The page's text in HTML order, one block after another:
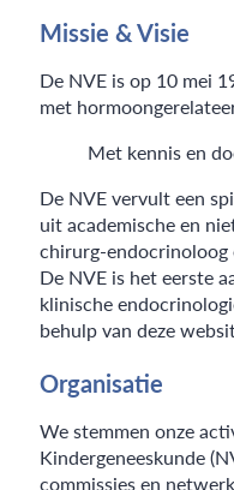
Missie & Visie
De NVE is op 10 mei
met
Met kennis en
De NVE vervult een
uit academische en
chirurg-endocrinoloog
De NVE is het eerste
klinische
behulp van deze
Organisatie
We stemmen onze
Kindergeneeskunde
commissies en